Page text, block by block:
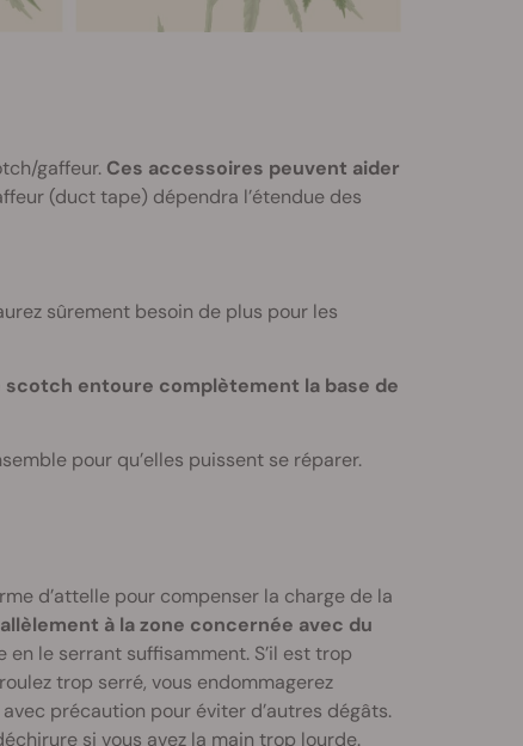
gaffeur. Ces accessoires peuvent aider
(duct tape) dépendra l’étendue des
sûrement besoin de plus pour les
scotch entoure complètement la base de
pour qu’elles puissent se réparer.
d’attelle pour compenser la charge de la
à la zone concernée avec du
le serrant suffisamment. S’il est trop
trop serré, vous endommagerez
précaution pour éviter d’autres dégâts.
si vous avez la main trop lourde.